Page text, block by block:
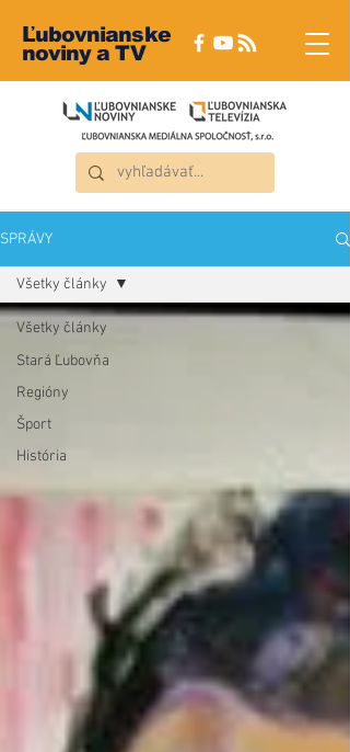
Ľubovnianske
noviny a TV
SPRÁVY
Všetky články
Stará Ľubovňa
Regióny
Šport
História
Všetky články